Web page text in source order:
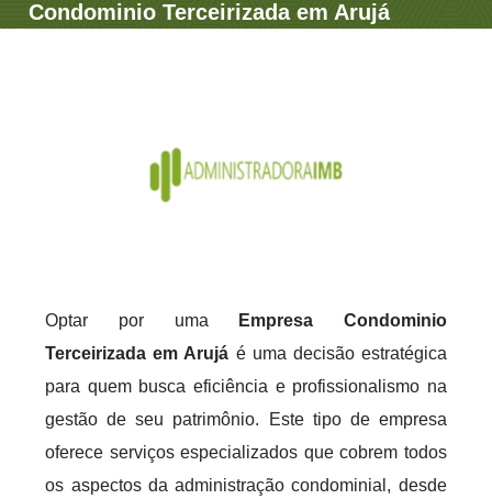
Condominio Terceirizada em Arujá
Optar por uma
Empresa Condominio
Terceirizada em Arujá é uma decisão estratégica
para quem busca eficiência e profissionalismo na
gestão de seu patrimônio. Este tipo de empresa
oferece serviços especializados que cobrem todos
os aspectos da administração condominial, desde